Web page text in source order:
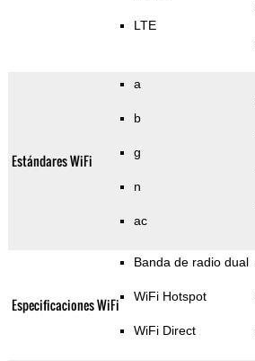
LTE
Estándares WiFi
a
b
g
n
ac
Especificaciones WiFi
Banda de radio dual
WiFi Hotspot
WiFi Direct